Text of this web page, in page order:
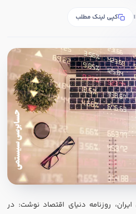
کپی لینک مطلب
ایران، روزنامه دنیای اقتصاد نوشت: در
خیر
، چه مهارت هایی در حسابداری دارید؟
ارتقا